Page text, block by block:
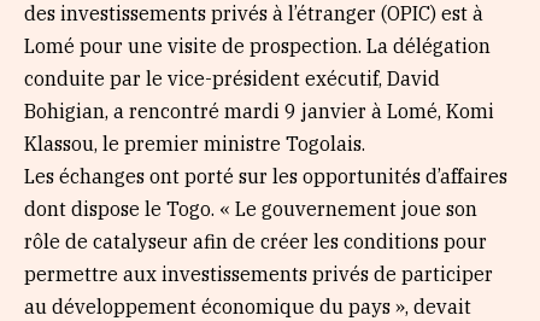
des investissements privés à l’étranger (OPIC) est à
Lomé pour une visite de prospection. La délégation
conduite par le vice-président exécutif, David
Bohigian, a rencontré mardi 9 janvier à Lomé, Komi
Klassou, le premier ministre Togolais.
Les échanges ont porté sur les opportunités d’affaires
dont dispose le Togo. « Le gouvernement joue son
rôle de catalyseur afin de créer les conditions pour
permettre aux investissements privés de participer
au développement économique du pays », devait